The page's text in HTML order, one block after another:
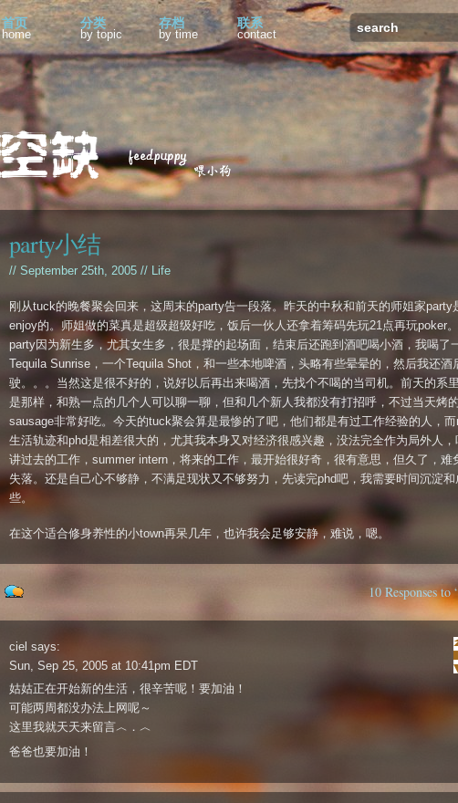
首页
home
分类
by topic
存档
by time
联系
contact
party小结
// September 25th, 2005 // Life
刚从tuck的晚餐聚会回来，这周末的party告一段落。昨天的中秋和前天的师姐家party
enjoy的。师姐做的菜真是超级超级好吃，饭后一伙人还拿着筹码先玩21点再玩poker
party因为新生多，尤其女生多，很是撑的起场面，结束后还跑到酒吧喝小酒，我喝了
Tequila Sunrise，一个Tequila Shot，和一些本地啤酒，头略有些晕晕的，然后我还酒
驶。。。当然这是很不好的，说好以后再出来喝酒，先找个不喝的当司机。前天的系
是那样，和熟一点的几个人可以聊一聊，但和几个新人我都没有打招呼，不过当天烤
sausage非常好吃。今天的tuck聚会算是最惨的了吧，他们都是有过工作经验的人，
生活轨迹和phd是相差很大的，尤其我本身又对经济很感兴趣，没法完全作为局外人，
讲过去的工作，summer intern，将来的工作，最开始很好奇，很有意思，但久了，难
失落。还是自己心不够静，不满足现状又不够努力，先读完phd吧，我需要时间沉淀和
些。
在这个适合修身养性的小town再呆几年，也许我会足够安静，难说，嗯。
10 Responses to
ciel says:
Sun, Sep 25, 2005 at 10:41pm EDT
姑姑正在开始新的生活，很辛苦呢！要加油！
可能两周都没办法上网呢～
这里我就天天来留言︿．︿
爸爸也要加油！